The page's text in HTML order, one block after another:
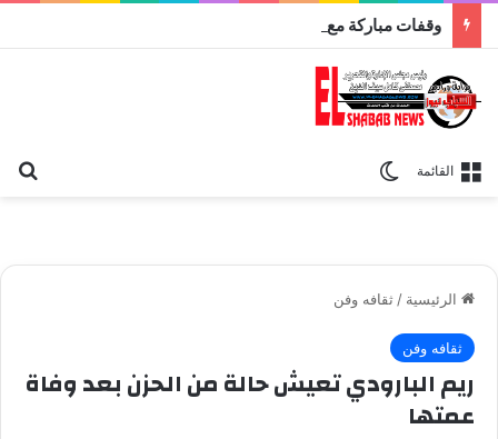
القائمة
الرئيسية / ثقافه وفن
ثقافه وفن
ريم البارودي تعيش حالة من الحزن بعد وفاة
عمتها